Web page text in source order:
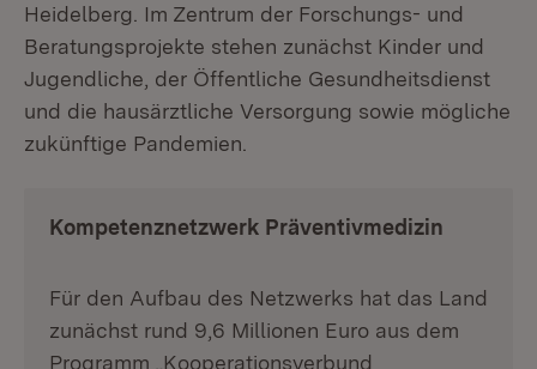
Heidelberg. Im Zentrum der Forschungs- und
Beratungsprojekte stehen zunächst Kinder und
Jugendliche, der Öffentliche Gesundheitsdienst
und die hausärztliche Versorgung sowie mögliche
zukünftige Pandemien.
Kompetenznetzwerk Präventivmedizin
Für den Aufbau des Netzwerks hat das Land
zunächst rund 9,6 Millionen Euro aus dem
Programm „Kooperationsverbund